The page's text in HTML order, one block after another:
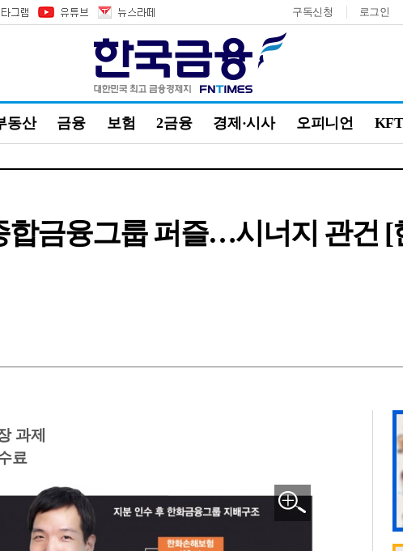
구독신청 로그인
동산 금융 보험 2금융 경제·시사 오피니언
합금융그룹 퍼즐…시너지 관건 [
과제
료